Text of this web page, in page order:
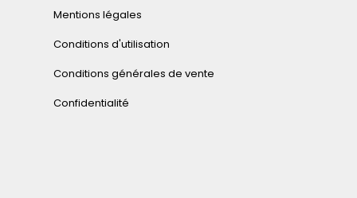
Mentions légales
Conditions d'utilisation
Conditions générales de vente
Confidentialité